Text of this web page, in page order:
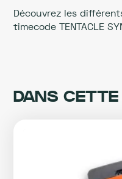
Découvrez les
timecode TENTACLE
DANS CETTE